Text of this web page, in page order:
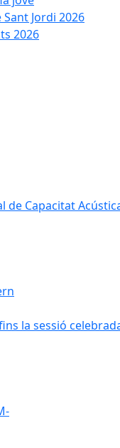
Jordi 2026
2026
de Capacitat
la sessió